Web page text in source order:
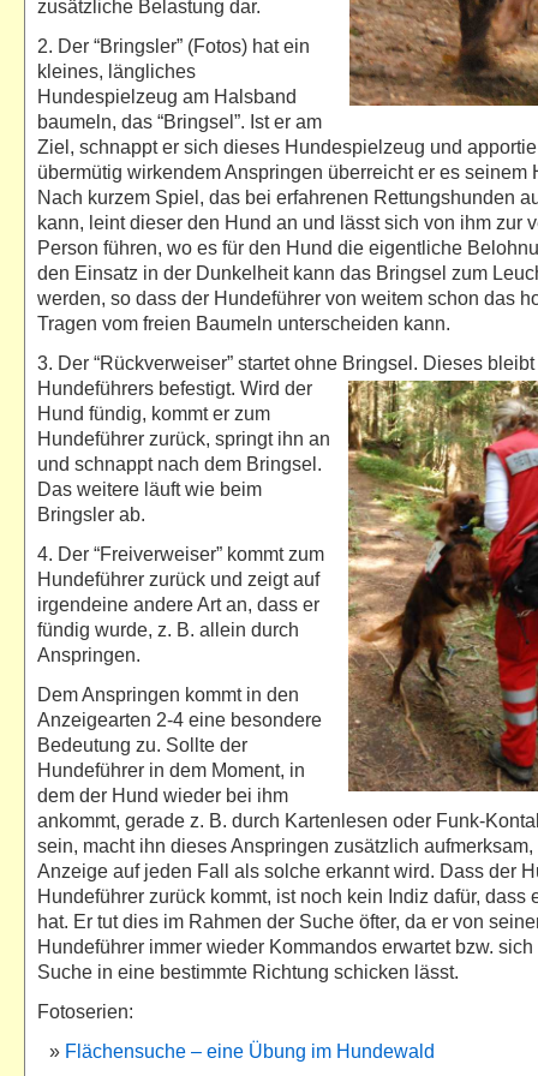
zusätzliche Belastung dar.
2. Der “Bringsler” (Fotos) hat ein
kleines, längliches
Hundespielzeug am Halsband
baumeln, das “Bringsel”. Ist er am
Ziel, schnappt er sich dieses Hundespielzeug und
übermütig wirkendem Anspringen überreicht er es seinem
Nach kurzem Spiel, das bei erfahrenen Rettungshunden
kann, leint dieser den Hund an und lässt sich von ihm zur
Person führen, wo es für den Hund die eigentliche
den Einsatz in der Dunkelheit kann das Bringsel zum
werden, so dass der Hundeführer von weitem schon das
Tragen vom freien Baumeln unterscheiden kann.
3. Der “Rückverweiser” startet ohne Bringsel. Dieses
Hundeführers befestigt. Wird der
Hund fündig, kommt er zum
Hundeführer zurück, springt ihn an
und schnappt nach dem Bringsel.
Das weitere läuft wie beim
Bringsler ab.
4. Der “Freiverweiser” kommt zum
Hundeführer zurück und zeigt auf
irgendeine andere Art an, dass er
fündig wurde, z. B. allein durch
Anspringen.
Dem Anspringen kommt in den
Anzeigearten 2-4 eine besondere
Bedeutung zu. Sollte der
Hundeführer in dem Moment, in
dem der Hund wieder bei ihm
ankommt, gerade z. B. durch Kartenlesen oder Funk-
sein, macht ihn dieses Anspringen zusätzlich
Anzeige auf jeden Fall als solche erkannt wird. Dass der
Hundeführer zurück kommt, ist noch kein Indiz dafür, dass
hat. Er tut dies im Rahmen der Suche öfter, da er von
Hundeführer immer wieder Kommandos erwartet bzw.
Suche in eine bestimmte Richtung schicken lässt.
Fotoserien:
Flächensuche – eine Übung im Hundewald